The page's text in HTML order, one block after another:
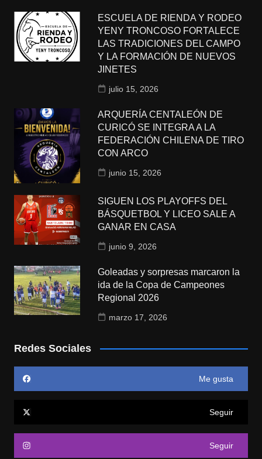
ESCUELA DE RIENDA Y RODEO
YENY TRONCOSO FORTALECE
LAS TRADICIONES DEL CAMPO
Y LA FORMACIÓN DE NUEVOS
JINETES
julio 15, 2026
ARQUERÍA CENTALEÓN DE
CURICÓ SE INTEGRA A LA
FEDERACIÓN CHILENA DE TIRO
CON ARCO
junio 15, 2026
SIGUEN LOS PLAYOFFS DEL
BÁSQUETBOL Y LICEO SALE A
GANAR EN CASA
junio 9, 2026
Goleadas y sorpresas marcaron la
ida de la Copa de Campeones
Regional 2026
marzo 17, 2026
Redes Sociales
Me gusta
Seguir
Seguir